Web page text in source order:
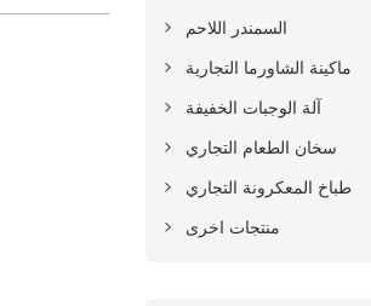
السمندر اللاحم
ماكينة الشاورما التجارية
آلة الوجبات الخفيفة
سخان الطعام التجاري
طباخ المعكرونة التجاري
منتجات اخرى